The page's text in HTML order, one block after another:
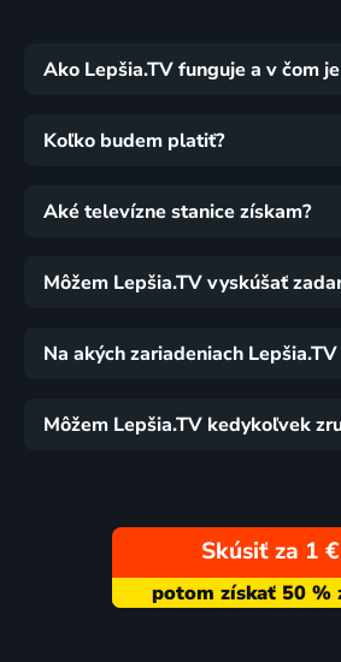
Ako Lepšia.TV funguje a v čom
Koľko budem platiť?
Aké televízne stanice získam?
Môžem Lepšia.TV vyskúšať
Na akých zariadeniach
Môžem Lepšia.TV kedykoľvek
Skúsiť za 1 €